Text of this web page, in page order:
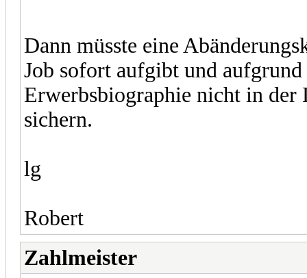
Dann müsste eine
Job sofort aufgibt und
Erwerbsbiographie nicht in der
sichern.
lg
Robert
Zahlmeister